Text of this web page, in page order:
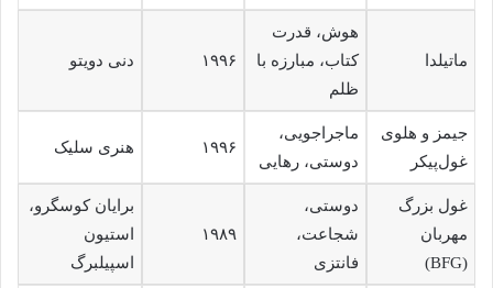
ماتیلدا
هوش، قدرت
کتاب، مبارزه با
ظلم
۱۹۹۶ دنی دویتو
جیمز و هلوی
غول‌پیکر
ماجراجویی،
دوستی، رهایی
۱۹۹۶ هنری سلیک
غول بزرگ
مهربان
(BFG)
دوستی،
شجاعت،
فانتزی
۱۹۸۹
برایان کوسگرو،
استیون
اسپیلبرگ